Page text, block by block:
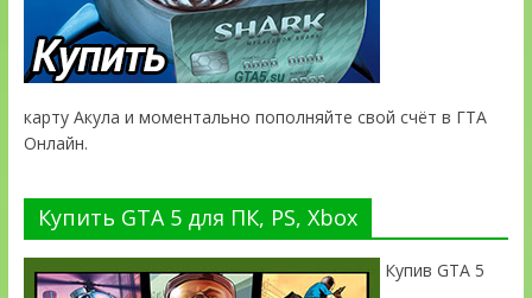
карту Акула и моментально пополняйте свой счёт в ГТА
Онлайн.
Купить GTA 5 для ПК, PS, Xbox
Купив GTA 5